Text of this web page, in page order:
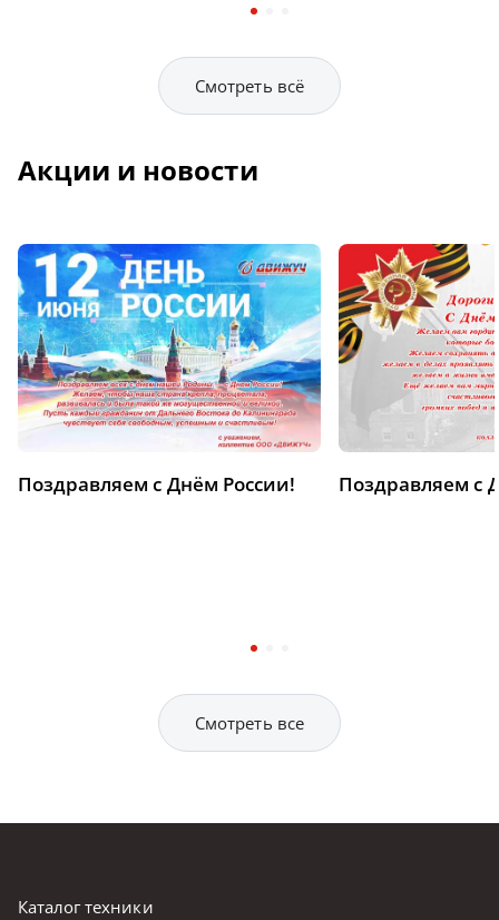
Смотреть всё
Акции и новости
Поздравляем с Днём России! Поздравляем с
Смотреть все
Каталог техники